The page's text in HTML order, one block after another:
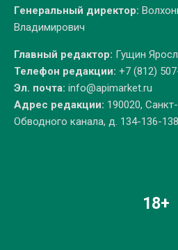
Генеральный директор:
Владимирович
Главный редактор: Гущин
Телефон редакции: +7 (812)
Эл. почта: info@apimarket.ru
Адрес редакции: 190020,
Обводного канала, д. 134-136-
18+